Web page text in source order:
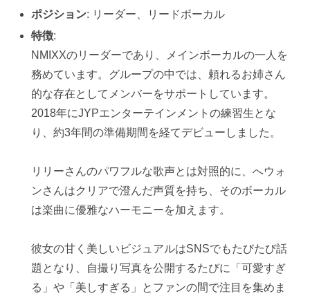
ポジション: リーダー、リードボーカル
特徴:
NMIXXのリーダーであり、メインボーカルの一人を
務めています。グループの中では、頼れるお姉さん
的な存在としてメンバーをサポートしています。
2018年にJYPエンターテインメントの練習生とな
り、約3年間の準備期間を経てデビューしました。
リリーさんのパワフルな歌声とは対照的に、へウォ
ンさんはクリアで澄んだ声質を持ち、そのボーカル
は楽曲に優雅なハーモニーを加えます。
彼女の甘く美しいビジュアルはSNSでもたびたび話
題となり、自撮り写真を公開するたびに「可愛すぎ
る」や「美しすぎる」とファンの間で注目を集めま